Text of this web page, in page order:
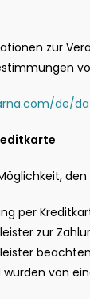
zur
de/
per
zur
wurden von